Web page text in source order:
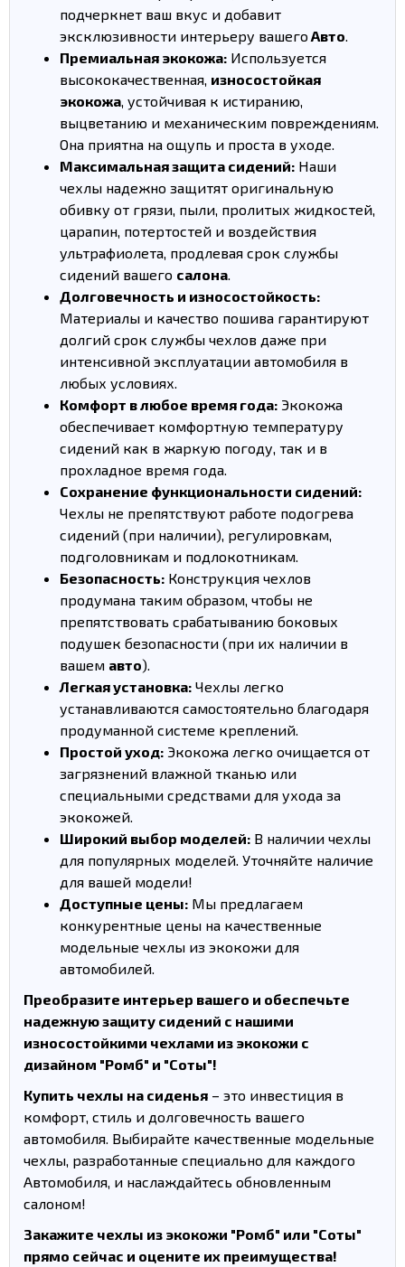
подчеркнет ваш вкус и добавит
эксклюзивности интерьеру вашего Авто.
Премиальная экокожа: Используется
высококачественная, износостойкая
экокожа, устойчивая к истиранию,
выцветанию и механическим повреждениям.
Она приятна на ощупь и проста в уходе.
Максимальная защита сидений: Наши
чехлы надежно защитят оригинальную
обивку от грязи, пыли, пролитых жидкостей,
царапин, потертостей и воздействия
ультрафиолета, продлевая срок службы
сидений вашего салона.
Долговечность и износостойкость:
Материалы и качество пошива гарантируют
долгий срок службы чехлов даже при
интенсивной эксплуатации автомобиля в
любых условиях.
Комфорт в любое время года: Экокожа
обеспечивает комфортную температуру
сидений как в жаркую погоду, так и в
прохладное время года.
Сохранение функциональности сидений:
Чехлы не препятствуют работе подогрева
сидений (при наличии), регулировкам,
подголовникам и подлокотникам.
Безопасность: Конструкция чехлов
продумана таким образом, чтобы не
препятствовать срабатыванию боковых
подушек безопасности (при их наличии в
вашем авто).
Легкая установка: Чехлы легко
устанавливаются самостоятельно благодаря
продуманной системе креплений.
Простой уход: Экокожа легко очищается от
загрязнений влажной тканью или
специальными средствами для ухода за
экокожей.
Широкий выбор моделей: В наличии чехлы
для популярных моделей. Уточняйте наличие
для вашей модели!
Доступные цены: Мы предлагаем
конкурентные цены на качественные
модельные чехлы из экокожи для
автомобилей.
Преобразите интерьер вашего и обеспечьте
надежную защиту сидений с нашими
износостойкими чехлами из экокожи с
дизайном "Ромб" и "Соты"!
Купить чехлы на сиденья – это инвестиция в
комфорт, стиль и долговечность вашего
автомобиля. Выбирайте качественные модельные
чехлы, разработанные специально для каждого
Автомобиля, и наслаждайтесь обновленным
салоном!
Закажите чехлы из экокожи "Ромб" или "Соты"
прямо сейчас и оцените их преимущества!